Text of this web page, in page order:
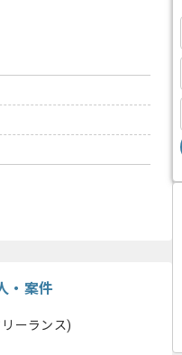
・案件
ーランス)